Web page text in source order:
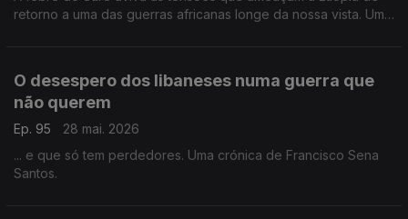
retorno a uma das guerras africanas longe da nossa vista. Uma
O desespero dos libaneses numa guerra que
não querem
Ep. 95
28 mai. 2026
... e que só tem perdedores. Uma crónica de Francisco Sena
Santos.